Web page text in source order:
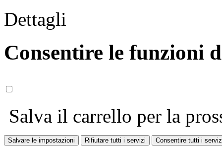
Dettagli
Consentire le funzioni
Salva il carrello per la
Salvare le impostazioni Rifiutare tutti i servizi Consentire tutti i